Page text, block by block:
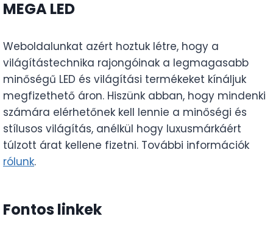
MEGA LED
Weboldalunkat azért hoztuk létre, hogy a
világítástechnika rajongóinak a legmagasabb
minőségű LED és világítási termékeket kínáljuk
megfizethető áron. Hiszünk abban, hogy mindenki
számára elérhetőnek kell lennie a minőségi és
stílusos világítás, anélkül hogy luxusmárkáért
túlzott árat kellene fizetni. További információk
rólunk.
Fontos linkek